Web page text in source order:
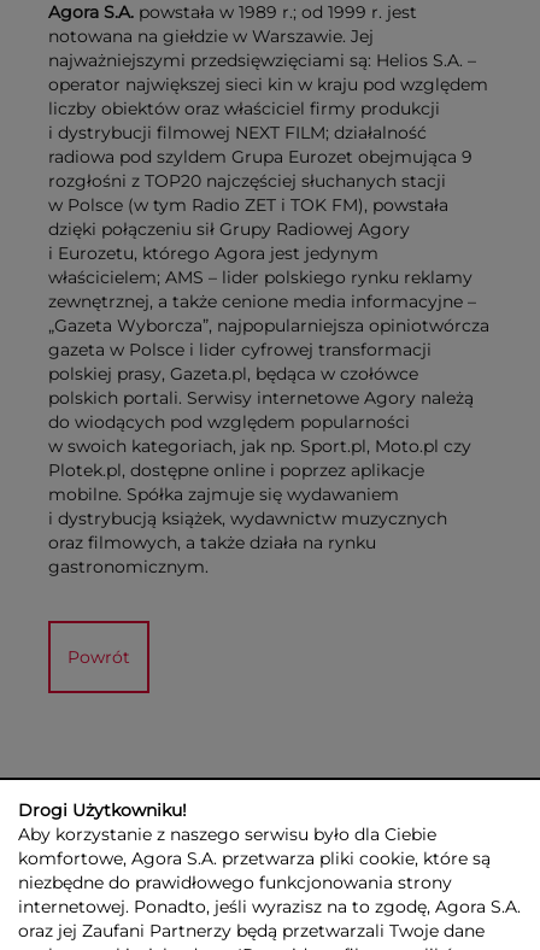
Agora S.A. powstała w 1989 r.; od 1999 r. jest
notowana na giełdzie w Warszawie. Jej
najważniejszymi przedsięwzięciami są: Helios S.A. –
operator największej sieci kin w kraju pod względem
liczby obiektów oraz właściciel firmy produkcji
i dystrybucji filmowej NEXT FILM; działalność
radiowa pod szyldem Grupa Eurozet obejmująca 9
rozgłośni z TOP20 najczęściej słuchanych stacji
w Polsce (w tym Radio ZET i TOK FM), powstała
dzięki połączeniu sił Grupy Radiowej Agory
i Eurozetu, którego Agora jest jedynym
właścicielem; AMS – lider polskiego rynku reklamy
zewnętrznej, a także cenione media informacyjne –
„Gazeta Wyborcza”, najpopularniejsza opiniotwórcza
gazeta w Polsce i lider cyfrowej transformacji
polskiej prasy, Gazeta.pl, będąca w czołówce
polskich portali. Serwisy internetowe Agory należą
do wiodących pod względem popularności
w swoich kategoriach, jak np. Sport.pl, Moto.pl czy
Plotek.pl, dostępne online i poprzez aplikacje
mobilne. Spółka zajmuje się wydawaniem
i dystrybucją książek, wydawnictw muzycznych
oraz filmowych, a także działa na rynku
gastronomicznym.
Powrót
GRUPA AGORA DLA INWESTORÓW DLA MEDIÓW
REKLAMA
ESG
KONTAKT
Drogi Użytkowniku!
Aby korzystanie z naszego serwisu było dla Ciebie
komfortowe, Agora S.A. przetwarza pliki cookie, które są
niezbędne do prawidłowego funkcjonowania strony
internetowej. Ponadto, jeśli wyrazisz na to zgodę, Agora S.A.
oraz jej Zaufani Partnerzy będą przetwarzali Twoje dane